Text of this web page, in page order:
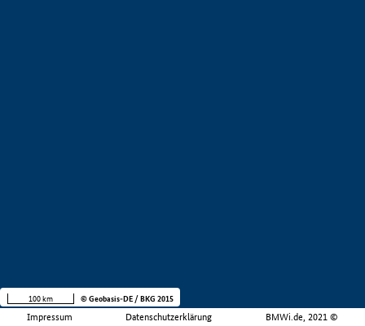
Impressum Datenschutzerklärung BMWi.de, 2021 ©
100 km © Geobasis-DE / BKG 2015